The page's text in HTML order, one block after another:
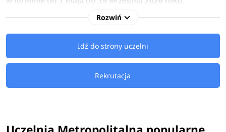
związane m.in.: z bezpieczeństwem
narodowym, logistyką, prawem czy zarządzaniem.
Rozwiń
Idź do strony uczelni
Rekrutacja